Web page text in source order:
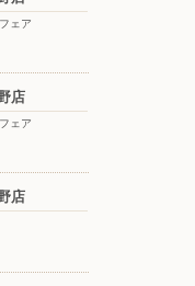
ェア
店
ェア
店